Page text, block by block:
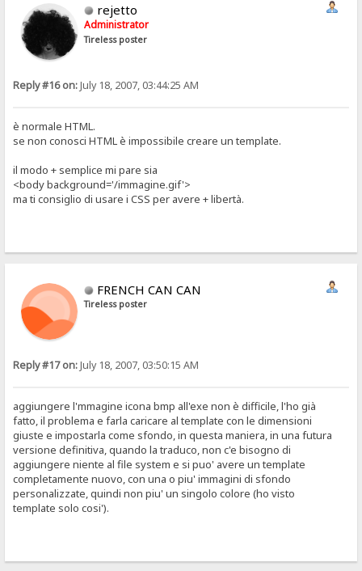
rejetto
Administrator
Tireless poster
Reply #16 on:July 18, 2007, 03:44:25 AM
è normale HTML.
se non conosci HTML è impossibile creare un template.
il modo + semplice mi pare sia
<body background='/immagine.gif'>
ma ti consiglio di usare i CSS per avere + libertà.
FRENCH CAN CAN
Tireless poster
Reply #17 on:July 18, 2007, 03:50:15 AM
aggiungere l'mmagine icona bmp all'exe non è difficile, l'ho già
fatto, il problema e farla caricare al template con le dimensioni
giuste e impostarla come sfondo, in questa maniera, in una futura
versione definitiva, quando la traduco, non c'e bisogno di
aggiungere niente al file system e si puo' avere un template
completamente nuovo, con una o piu' immagini di sfondo
personalizzate, quindi non piu' un singolo colore (ho visto
template solo cosi').